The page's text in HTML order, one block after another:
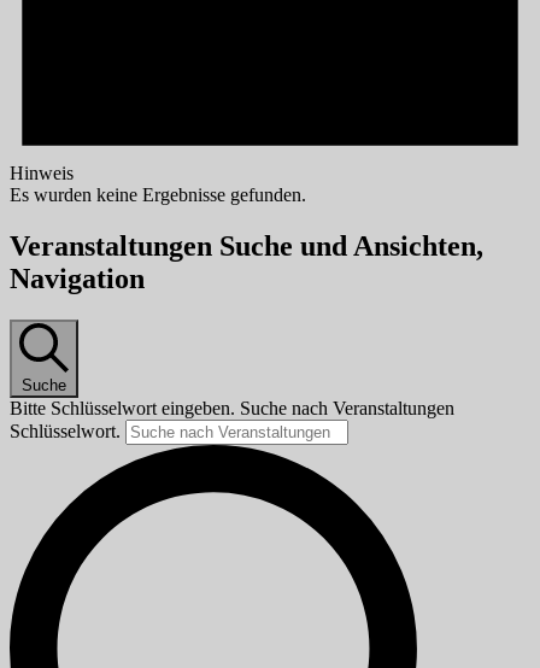
Hinweis
Es wurden keine Ergebnisse gefunden.
Veranstaltungen Suche und Ansichten,
Navigation
Suche
Bitte Schlüsselwort eingeben. Suche nach Veranstaltungen
Schlüsselwort.